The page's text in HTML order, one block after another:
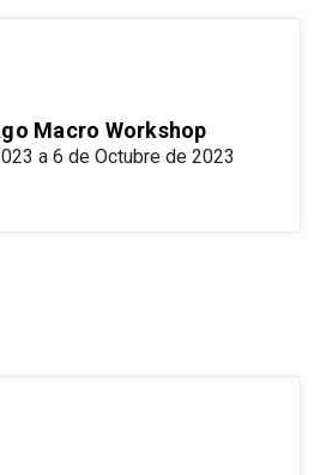
Macro Workshop
a 6 de Octubre de 2023